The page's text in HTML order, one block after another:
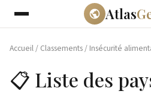
Atlas
Accueil/ Classements/ Insécurité
📋 Liste des